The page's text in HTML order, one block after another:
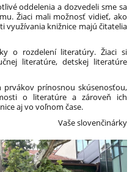
oddelenia a dozvedeli sme sa
Žiaci mali možnosť vidieť, ako
využívania knižnice majú čitatelia
o rozdelení literatúry. Žiaci si
literatúre, detskej literatúre
prvákov prínosnou skúsenosťou,
o literatúre a zároveň ich
aj vo voľnom čase.
Vaše slovenčinárky